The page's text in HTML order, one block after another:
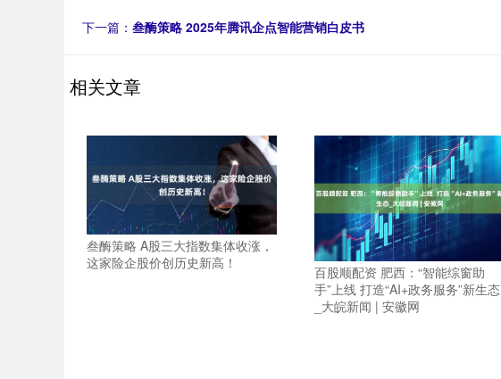
下一篇： 叁酶策略 2025年腾讯企点智能营销白皮书
相关文章
叁酶策略 A股三大指数集体收涨，
这家险企股价创历史新高！
百股顺配资 肥西：“智能综窗助
手”上线 打造“AI+政务服务”新生态
_大皖新闻 | 安徽网